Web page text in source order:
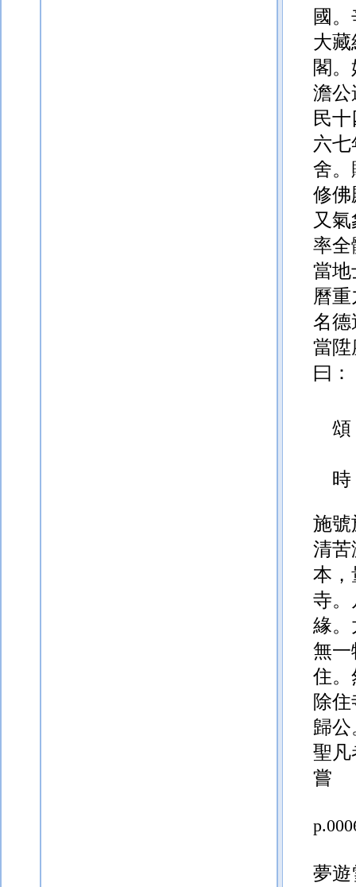
國
大
閣
澹公
民
六七
舍。
修佛
又
率全
當地
曆
名德
當陞
曰：
頌
時
施號
清苦
本，
寺。
緣。
無一
住。
除
歸公
聖凡
嘗
夢遊